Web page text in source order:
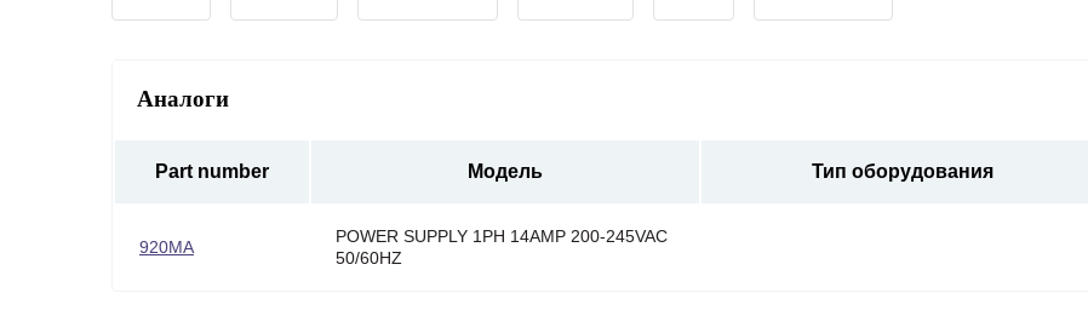
Аналоги
Part number Модель Тип оборудования
920MA
POWER SUPPLY 1PH 14AMP 200-245VAC
50/60HZ